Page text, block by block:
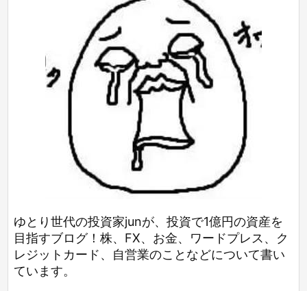
ゆとり世代の投資家junが、投資で1億円の資産を
目指すブログ！株、FX、お金、ワードプレス、ク
レジットカード、自営業のことなどについて書い
ています。